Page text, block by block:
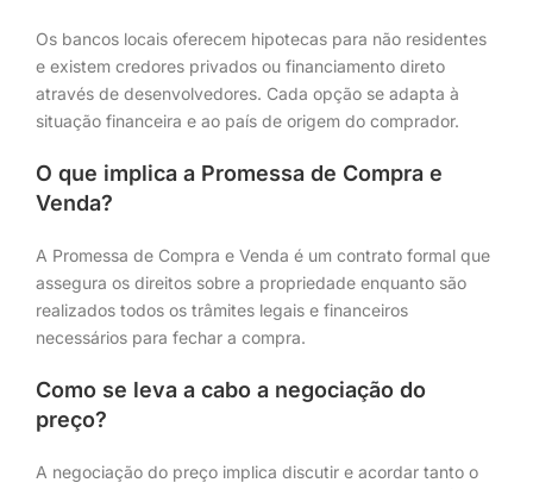
Os bancos locais oferecem hipotecas para não residentes
e existem credores privados ou financiamento direto
através de desenvolvedores. Cada opção se adapta à
situação financeira e ao país de origem do comprador.
O que implica a Promessa de Compra e
Venda?
A Promessa de Compra e Venda é um contrato formal que
assegura os direitos sobre a propriedade enquanto são
realizados todos os trâmites legais e financeiros
necessários para fechar a compra.
Como se leva a cabo a negociação do
preço?
A negociação do preço implica discutir e acordar tanto o